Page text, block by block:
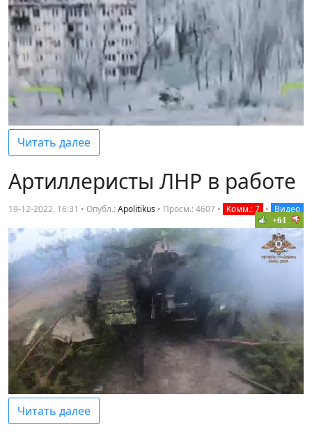
Читать далее
Артиллеристы ЛНР в работе
19-12-2022, 16:31 • Опубл.:Apolitikus • Просм.: 4607 • Комм.: 7 • Видео
+61
Читать далее